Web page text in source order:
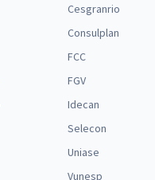
Cesgranrio
Consulplan
FCC
FGV
Idecan
Selecon
Uniase
Vunesp